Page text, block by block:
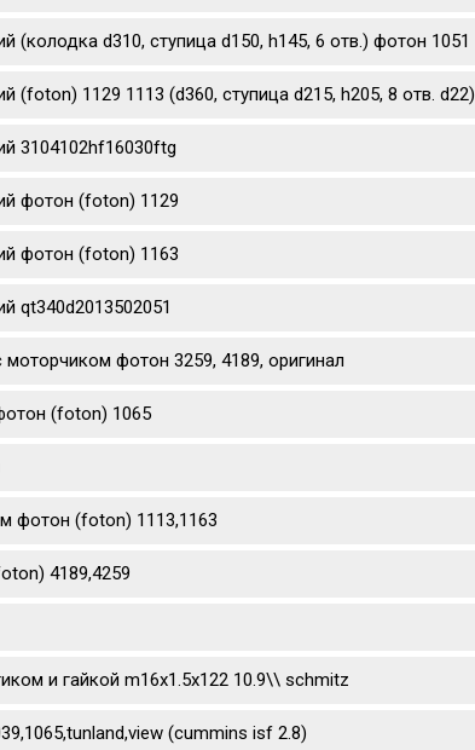
(колодка d310, ступица d150, h145, 6 отв.) фотон 1051
(foton) 1129 1113 (d360, ступица d215, h205, 8 отв. d22)
3104102hf16030ftg
фотон (foton) 1129
фотон (foton) 1163
qt340d2013502051
фотон 3259, 4189, оригинал
(foton) 1065
фотон (foton) 1113,1163
4189,4259
и гайкой m16x1.5x122 10.9\\ sсhmitz
(cummins isf 2.8)